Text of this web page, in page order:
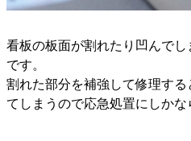
看板の板面が割れたり凹んで
です。
割れた部分を補強して修理す
てしまうので応急処置にしかな